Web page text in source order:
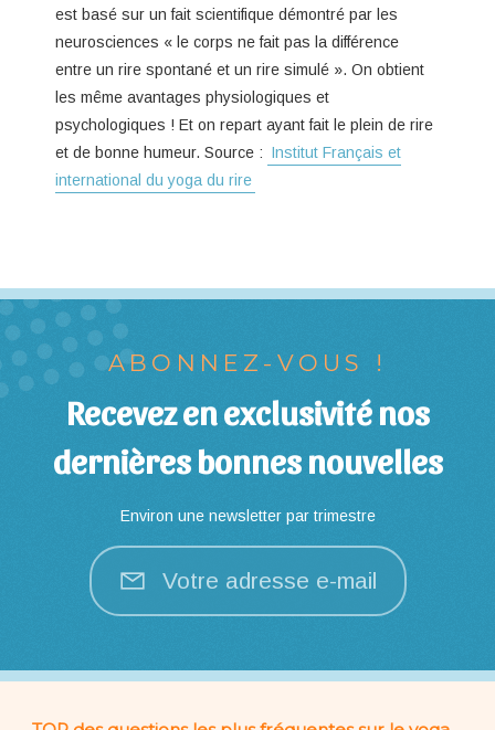
est basé sur un fait scientifique démontré par les
neurosciences « le corps ne fait pas la différence
entre un rire spontané et un rire simulé ». On obtient
les même avantages physiologiques et
psychologiques ! Et on repart ayant fait le plein de rire
et de bonne humeur. Source : Institut Français et
international du yoga du rire
ABONNEZ-VOUS !
Recevez en exclusivité nos
dernières bonnes nouvelles
Environ une newsletter par trimestre
Votre adresse e-mail